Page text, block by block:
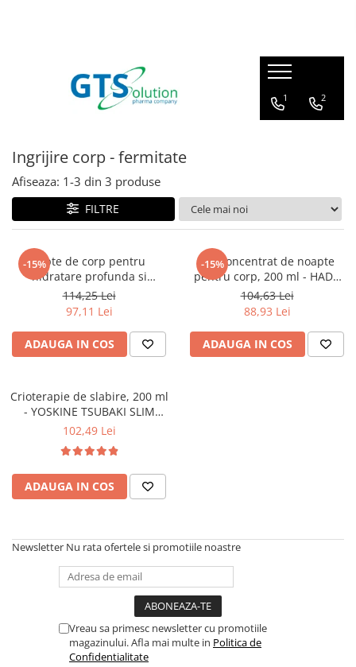
Seturi ingrijire
Protectie solara
Serum pentru fata
Creme de ochi
Creme de fata
Ingrijire corp - fermitate
Masti pentru fata
Cosmetice barbati
Articulatii, oase, muschi
Imunitate, raceala si gripa
Sanatatea familiei
Calitatea vietii
1 2
Ingrijire corp - fermitate
Afiseaza: 1-3 din 3 produse
FILTRE
-15%
Lapte de corp pentru
hidratare profunda si
netezire, 200 ml HADA LABO
TOKYO
114,25 Lei
97,11 Lei
ADAUGA IN COS
-15%
Ser concentrat de noapte
pentru corp, 200 ml - HADA
LABO TOKYO
104,63 Lei
88,93 Lei
ADAUGA IN COS
Crioterapie de slabire, 200 ml
- YOSKINE TSUBAKI SLIM
BODY
102,49 Lei
ADAUGA IN COS
Newsletter Nu rata ofertele si promotiile noastre
Vreau sa primesc newsletter cu promotiile
magazinului. Afla mai multe in Politica de
Confidentialitate